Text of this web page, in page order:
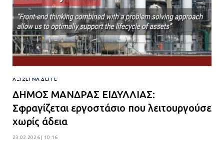
ΑΞΊΖΕΙ ΝΑ ΔΕΊΤΕ
ΔΗΜΟΣ ΜΑΝΔΡΑΣ ΕΙΔΥΛΛΙΑΣ:
Σφραγίζεται εργοστάσιο που λειτουργούσε
χωρίς άδεια
23.02.2026 | 10:16